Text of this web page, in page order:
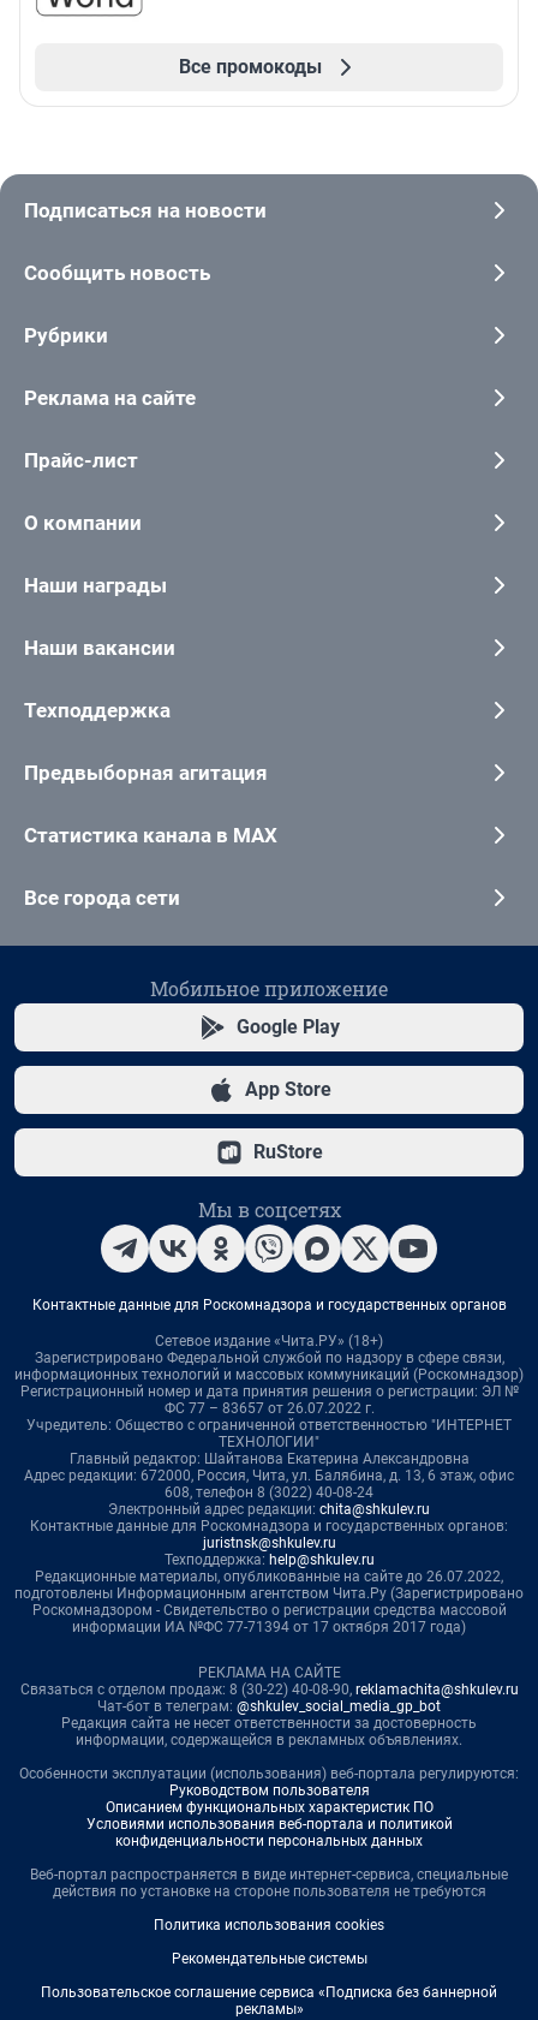
Все промокоды
Подписаться на новости
Сообщить новость
Рубрики
Реклама на сайте
Прайс-лист
О компании
Наши награды
Наши вакансии
Техподдержка
Предвыборная агитация
Статистика канала в MAX
Все города сети
Мобильное приложение
Google Play
App Store
RuStore
Мы в соцсетях
Контактные данные для Роскомнадзора и государственных органов
Сетевое издание «Чита.РУ» (18+)
Зарегистрировано Федеральной службой по надзору в сфере связи,
информационных технологий и массовых коммуникаций (Роскомнадзор)
Регистрационный номер и дата принятия решения о регистрации: ЭЛ №
ФС 77 – 83657 от 26.07.2022 г.
Учредитель: Общество с ограниченной ответственностью "ИНТЕРНЕТ
ТЕХНОЛОГИИ"
Главный редактор: Шайтанова Екатерина Александровна
Адрес редакции: 672000, Россия, Чита, ул. Балябина, д. 13, 6 этаж, офис
608, телефон 8 (3022) 40-08-24
Электронный адрес редакции: chita@shkulev.ru
Контактные данные для Роскомнадзора и государственных органов:
juristnsk@shkulev.ru
Техподдержка: help@shkulev.ru
Редакционные материалы, опубликованные на сайте до 26.07.2022,
подготовлены Информационным агентством Чита.Ру (Зарегистрировано
Роскомнадзором - Свидетельство о регистрации средства массовой
информации ИА №ФС 77-71394 от 17 октября 2017 года)
РЕКЛАМА НА САЙТЕ
Связаться с отделом продаж: 8 (30-22) 40-08-90, reklamachita@shkulev.ru
Чат-бот в телеграм: @shkulev_social_media_gp_bot
Редакция сайта не несет ответственности за достоверность
информации, содержащейся в рекламных объявлениях.
Особенности эксплуатации (использования) веб-портала регулируются:
Руководством пользователя
Описанием функциональных характеристик ПО
Условиями использования веб-портала и политикой
конфиденциальности персональных данных
Веб-портал распространяется в виде интернет-сервиса, специальные
действия по установке на стороне пользователя не требуются
Политика использования cookies
Рекомендательные системы
Пользовательское соглашение сервиса «Подписка без баннерной
рекламы»